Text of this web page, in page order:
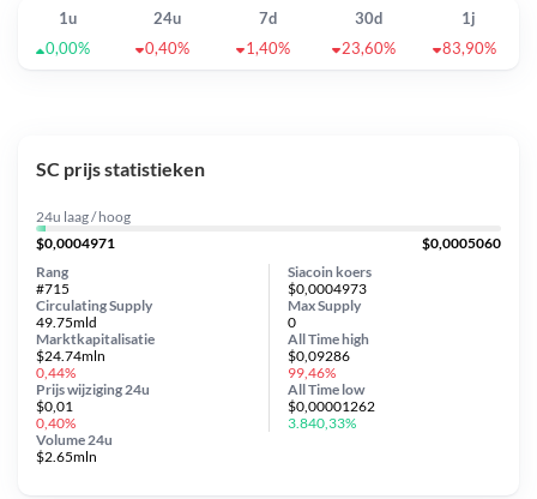
1u 24u 7d 30d
1j
0,00%
0,40% 1,40% 23,60% 83,90%
SC prijs statistieken
24u laag / hoog
$0,0004971
$0,0005060
Siacoin koers
$0,0004973
Circulating Supply
49.75mld
Prijs wijziging 24u
$0,01
0,40%
Max Supply
0
Marktkapitalisatie
$24.74mln
0,44%
Volume 24u
$2.65mln
Rang
#715
All Timehigh
$0,09286
99,46%
All Time low
$0,00001262
3.840,33%